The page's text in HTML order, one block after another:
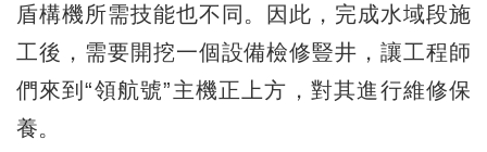
盾構機所需技能也不同。因此，完成水域段施
工後，需要開挖一個設備檢修豎井，讓工程師
們來到“領航號”主機正上方，對其進行維修保
養。